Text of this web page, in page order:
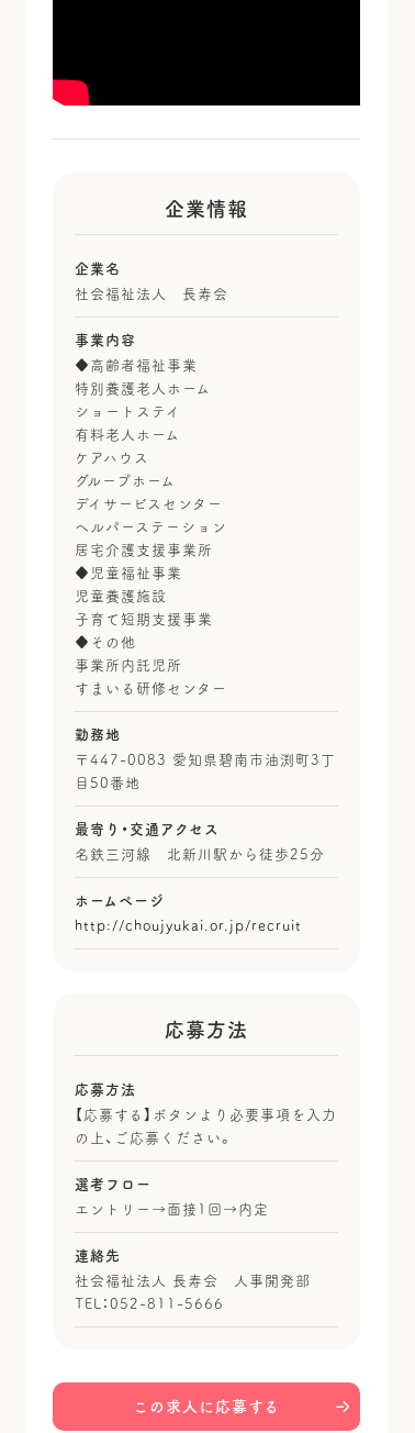
企業情報
企業名
社会福祉法人 長寿会
事業内容
♦高齢者福祉事業
特別養護老人ホーム
ショートステイ
有料老人ホーム
ケアハウス
グループホーム
デイサービスセンター
ヘルパーステーション
居宅介護支援事業所
♦児童福祉事業
児童養護施設
子育て短期支援事業
♦その他
事業所内託児所
すまいる研修センター
勤務地
〒447-0083 愛知県碧南市油渕町3丁
目50番地
最寄り・ 交通アクセス
名鉄三河線 北新川駅から徒歩25分
ホームページ
http://choujyukai.or.jp/recruit
応募方法
応募方法
【応募する】ボタンより必要事項を入力
の上、ご応募ください。
選考フロー
エントリー→面接1回→内定
連絡先
社会福祉法人 長寿会 人事開発部
TEL：052-811-5666
この求人に応募する